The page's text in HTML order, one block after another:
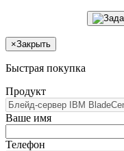
×Закрыть
Быстрая покупка
Продукт
Ваше имя
Телефон